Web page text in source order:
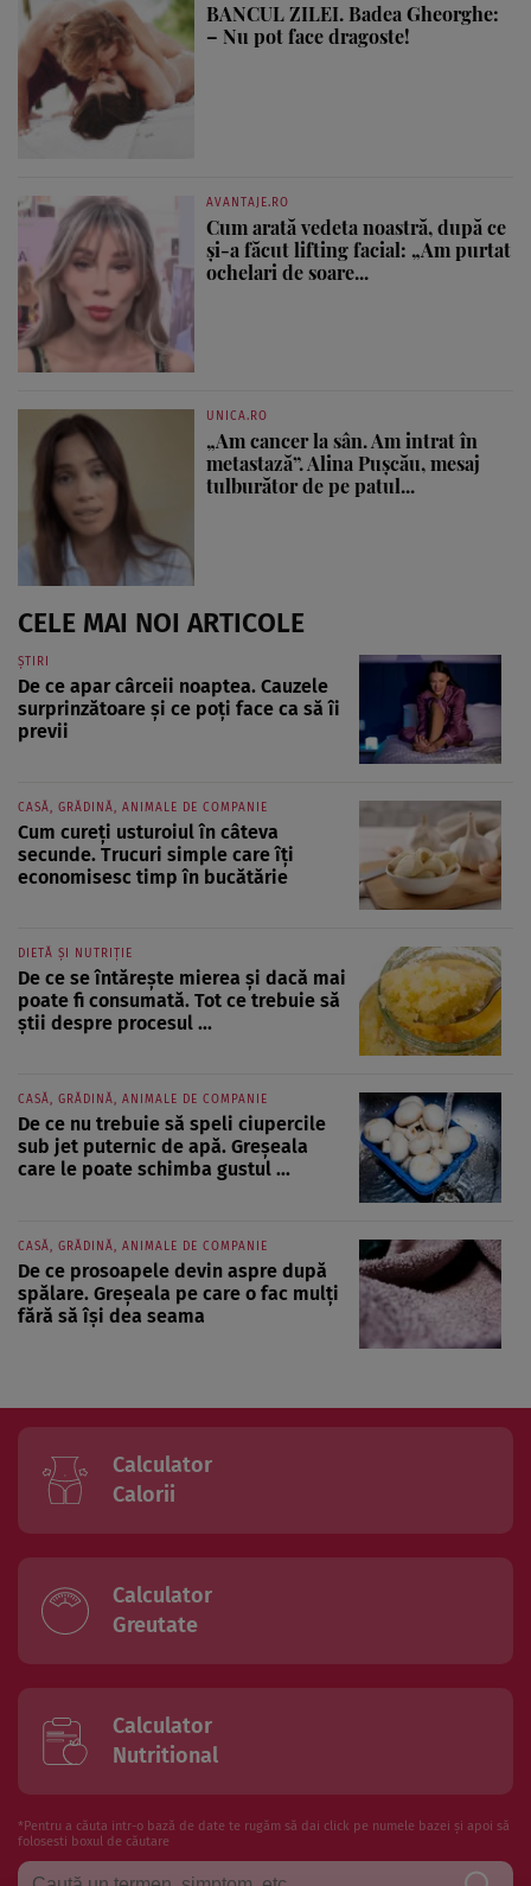
BANCUL ZILEI. Badea Gheorghe:
– Nu pot face dragoste!
AVANTAJE.RO
Cum arată vedeta noastră, după ce
și-a făcut lifting facial: „Am purtat
ochelari de soare...
UNICA.RO
„Am cancer la sân. Am intrat în
metastază”. Alina Pușcău, mesaj
tulburător de pe patul...
CELE MAI NOI ARTICOLE
ȘTIRI
De ce apar cârceii noaptea. Cauzele
surprinzătoare și ce poți face ca să îi
previi
CASĂ, GRĂDINĂ, ANIMALE DE COMPANIE
Cum cureți usturoiul în câteva
secunde. Trucuri simple care îți
economisesc timp în bucătărie
DIETĂ ȘI NUTRIȚIE
De ce se întărește mierea și dacă mai
poate fi consumată. Tot ce trebuie să
știi despre procesul ...
CASĂ, GRĂDINĂ, ANIMALE DE COMPANIE
De ce nu trebuie să speli ciupercile
sub jet puternic de apă. Greșeala
care le poate schimba gustul ...
CASĂ, GRĂDINĂ, ANIMALE DE COMPANIE
De ce prosoapele devin aspre după
spălare. Greșeala pe care o fac mulți
fără să își dea seama
Calculator
Calorii
Calculator
Greutate
Calculator
Nutritional
*Pentru a căuta intr-o bază de date te rugăm să dai click pe numele bazei și apoi să
folosesti boxul de căutare